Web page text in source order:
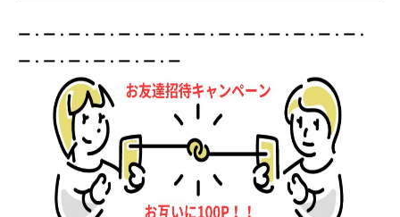
ー・ー・ー・ー・ー・ー・ー・ー・ー・ー・ー・ー・ー・ー・
ー・ー・ー・ー・ー・ー・ー